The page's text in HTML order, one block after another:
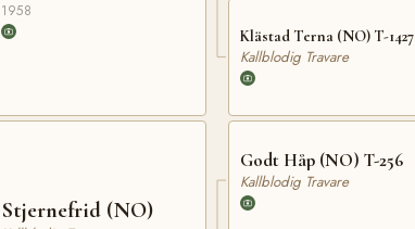
1958
Stjernefrid (NO)
Klästad Terna (NO) T-1427
Kallblodig Travare
Godt Håp (NO) T-256
Kallblodig Travare